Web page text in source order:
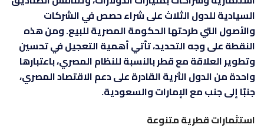
السيادية للدول الثلاث على شراء حصص في الشركات
والأصول التي طرحتها الحكومة المصرية للبيع. ومن هذه
النقطة على وجه التحديد، تأتي أهمية التعجيل في تحسين
وتطوير العلاقة مع قطر بالنسبة للنظام المصري، باعتبارها
واحدة من الدول الثرية القادرة على دعم الاقتصاد المصري،
جنبًا إلى جنب مع الإمارات والسعودية.
استثمارات قطرية متنوعة